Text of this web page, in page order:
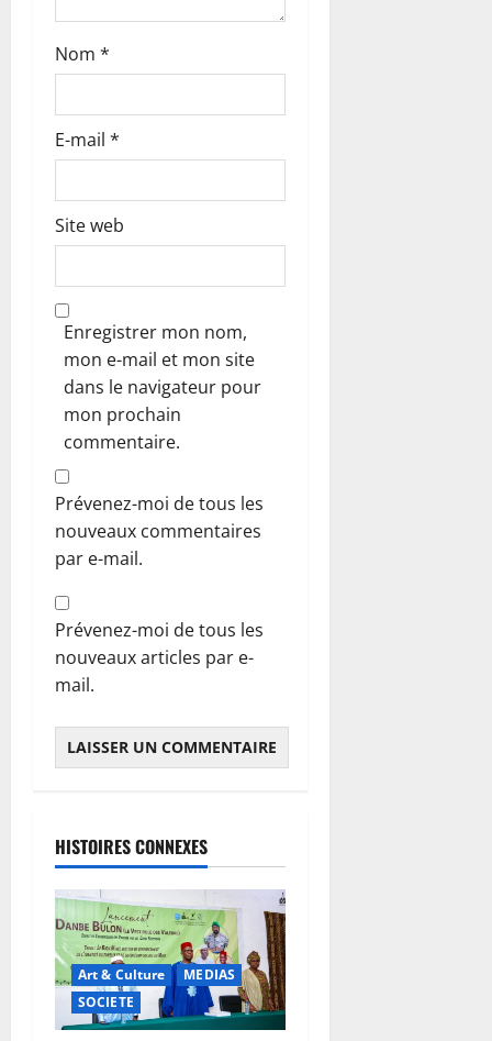
Nom *
E-mail *
Site web
Enregistrer mon nom,
mon e-mail et mon site
dans le navigateur pour
mon prochain
commentaire.
Prévenez-moi de tous les
nouveaux commentaires
par e-mail.
Prévenez-moi de tous les
nouveaux articles par e-
mail.
HISTOIRES CONNEXES
Art & Culture
MEDIAS
SOCIETE